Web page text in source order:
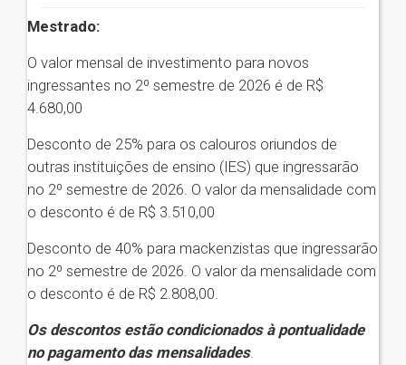
Mestrado:
O valor mensal de investimento para novos
ingressantes no 2º semestre de 2026 é de R$
4.680,00
Desconto de 25% para os calouros oriundos de
outras instituições de ensino (IES) que ingressarão
no 2º semestre de 2026. O valor da mensalidade com
o desconto é de R$ 3.510,00
Desconto de 40% para mackenzistas que ingressarão
no 2º semestre de 2026. O valor da mensalidade com
o desconto é de R$ 2.808,00.
Os descontos estão condicionados à pontualidade
no pagamento das mensalidades.